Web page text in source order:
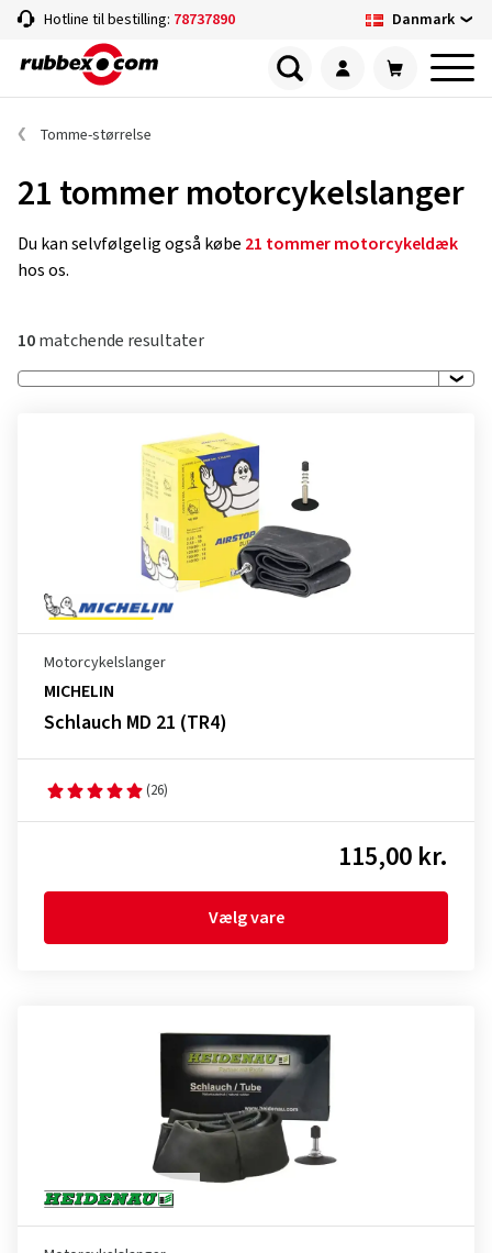
Hotline til bestilling: 78737890 Danmark
Tomme-størrelse
21 tommer motorcykelslanger
Du kan selvfølgelig også købe 21 tommer motorcykeldæk
hos os.
10matchende resultater
Motorcykelslanger
MICHELIN
Schlauch MD 21 (TR4)
(26)
115,00 kr.
Vælg vare